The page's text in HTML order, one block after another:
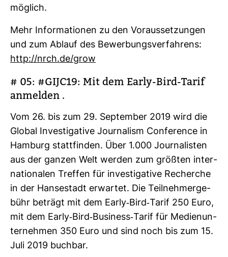
mög­lich.
Mehr Infor­ma­tionen zu den Vor­aus­set­zungen
und zum Ablauf des Bewer­bungs­ver­fah­rens:
http://nrch.de/grow
# 05: #GIJC19: Mit dem Early-​Bird-​Tarif
anmelden .
Vom 26. bis zum 29. Sep­tember 2019 wird die
Global Inves­ti­ga­tive Jour­na­lism Con­fe­rence in
Ham­burg statt­finden. Über 1.000 Jour­na­listen
aus der ganzen Welt werden zum größten inter­
na­tio­nalen Treffen für inves­ti­ga­tive Recherche
in der Han­se­stadt erwartet. Die Teil­neh­mer­ge­
bühr beträgt mit dem Early-​Bird-​Tarif 250 Euro,
mit dem Early-​Bird-​Busi­ness-​Tarif für Medi­en­un­
ter­nehmen 350 Euro und sind noch bis zum 15.
Juli 2019 buchbar.